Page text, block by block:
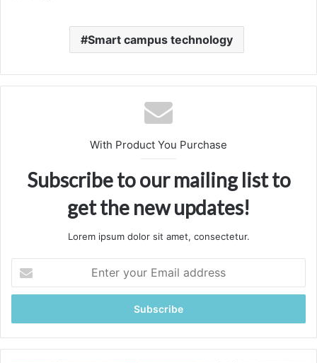
Smart campus technology
With Product You Purchase
Subscribe to our mailing list to
get the new updates!
Lorem ipsum dolor sit amet, consectetur.
your
Email